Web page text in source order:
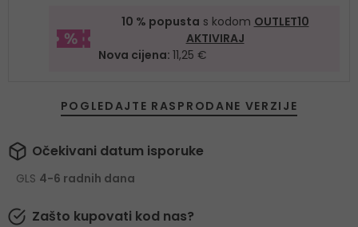
10 % popusta s kodom OUTLET10
AKTIVIRAJ
Nova cijena: 11,25 €
POGLEDAJTE RASPRODANE VERZIJE
Očekivani datum isporuke
GLS 4-6 radnih dana
Zašto kupovati kod nas?